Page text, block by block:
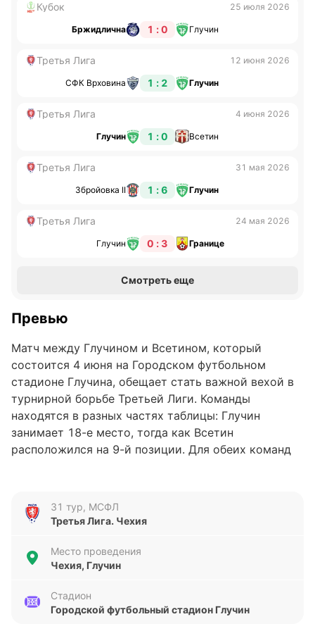
Кубок 25 июля 2026
Бржидлична 1 : 0 Глучин
Третья Лига 12 июня 2026
СФК Врховина 1 : 2 Глучин
Третья Лига 4 июня 2026
Глучин 1 : 0 Всетин
Третья Лига 31 мая 2026
Збройовка II 1 : 6 Глучин
Третья Лига 24 мая 2026
Глучин 0 : 3 Границе
Смотреть еще
Превью
Матч между Глучином и Всетином, который
состоится 4 июня на Городском футбольном
стадионе Глучина, обещает стать важной вехой в
турнирной борьбе Третьей Лиги. Команды
находятся в разных частях таблицы: Глучин
занимает 18-е место, тогда как Всетин
расположился на 9-й позиции. Для обеих команд
Анализ формы команд
нестабильность: одна победа, одна ничья и три
но пропустила 14, что указывает на проблемы в
обороне. Всетин, в свою очередь, демонстрирует
31 тур, МСФЛ
Третья Лига. Чехия
Место проведения
Чехия, Глучин
Стадион
Городской футбольный стадион Глучин